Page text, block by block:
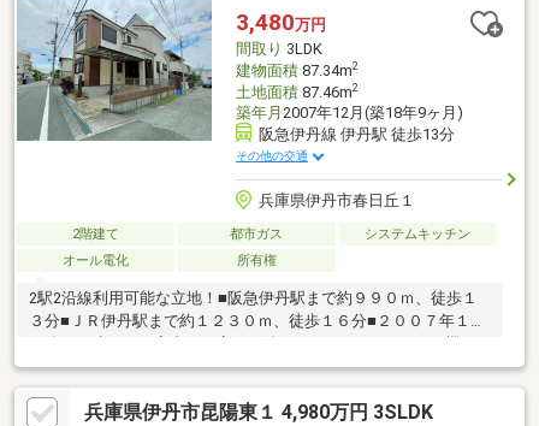
り収納できます。コミュニケーションの取りやすいオープンキッ
チンはお料理しながらご家族との会話も弾み、楽しくお料理でき
ます♪
3,480万円
間取り 3LDK
建物面積87.34m2
土地面積87.46m2
築年月 2007年12月(築18年9ヶ月)
阪急伊丹線 伊丹駅 徒歩13分
その他の交通
兵庫県伊丹市春日丘１
2階建て 都市ガス
システムキッチン
オール電化
所有権
2駅2沿線利用可能な立地！■阪急伊丹駅まで約９９０ｍ、徒歩１
３分■ＪＲ伊丹駅まで約１２３０ｍ、徒歩１６分■２００７年１２
ります。■ウォークインクローゼットあり！■トイレ2か所あり！■
カウンター式システムキッチン■オール電化住宅 IHクッキングヒ
ーターあり。兵庫県伊丹市昆陽東１ 4,980万円 3SLDK